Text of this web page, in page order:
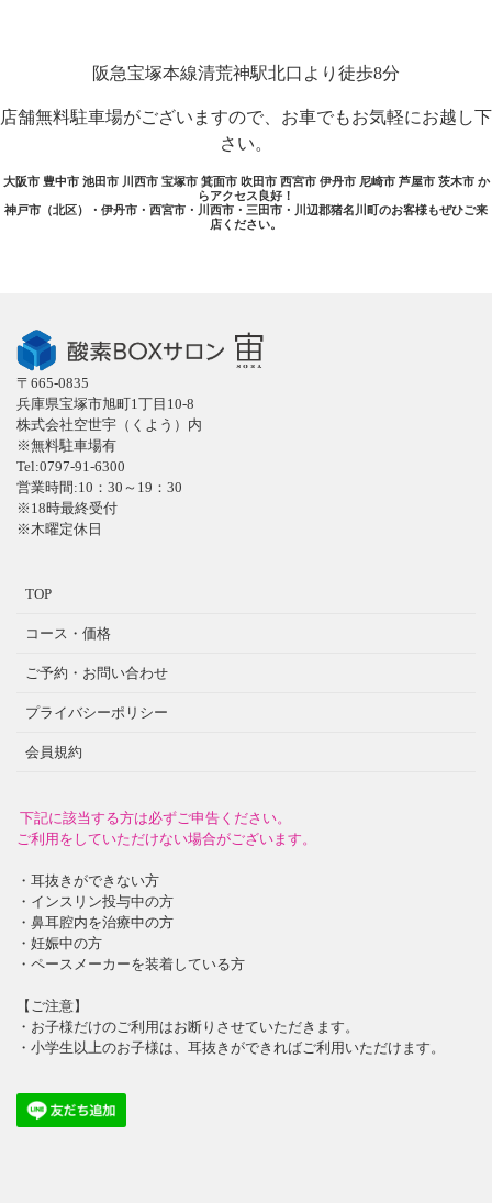
阪急宝塚本線清荒神駅北口より徒歩8分
店舗無料駐車場がございますので、お車でもお気軽にお越し下
さい。
大阪市 豊中市 池田市 川西市 宝塚市 箕面市 吹田市 西宮市 伊丹市 尼崎市 芦屋市 茨木市 か
らアクセス良好！
神戸市（北区）・伊丹市・西宮市・川西市・三田市・川辺郡猪名川町のお客様もぜひご来
店ください。
〒665-0835
兵庫県宝塚市旭町1丁目10-8
株式会社空世宇（くよう）内
※無料駐車場有
Tel:0797-91-6300
営業時間:10：30～19：30
※18時最終受付
※木曜定休日
TOP
コース・価格
ご予約・お問い合わせ
プライバシーポリシー
会員規約
下記に該当する方は必ずご申告ください。
ご利用をしていただけない場合がございます。
・耳抜きができない方
・インスリン投与中の方
・鼻耳腔内を治療中の方
・妊娠中の方
・ペースメーカーを装着している方
【ご注意】
・お子様だけのご利用はお断りさせていただきます。
・小学生以上のお子様は、耳抜きができればご利用いただけます。